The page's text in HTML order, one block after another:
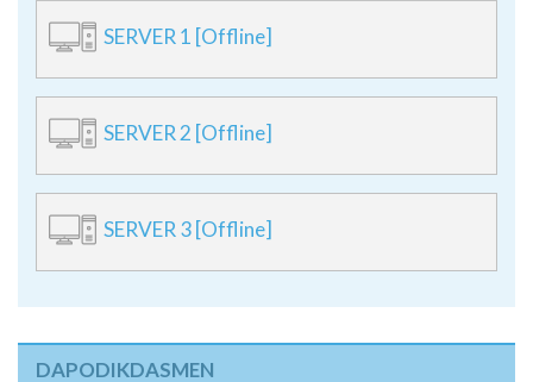
SERVER 1 [Offline]
SERVER 2 [Offline]
SERVER 3 [Offline]
DAPODIKDASMEN